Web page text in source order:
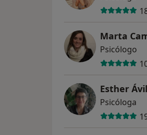
Marta
Psicólogo
Esther
Psicóloga